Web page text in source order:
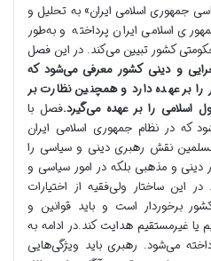
جمهوری اسلامی ایران» به تحلیل و
اسلامی ایران پرداخته و به‌طور
کشور تبیین می‌کند. در این فصل
و دینی کشور معرفی می‌شود که
بر عهده دارد و همچنین نظارت بر
اسلامی را بر عهده می‌گیرد.فصل با
که در نظام جمهوری اسلامی ایران
مسلمین نقش رهبری دینی و سیاسی را
دینی و مذهبی بلکه در امور سیاسی و
این ساختار ولی‌فقیه از اختیارات
برخوردار است و باید قوانین و
غیرمستقیم هدایت کند.در ادامه به
می‌شود. رهبری باید ویژگی‌هایی